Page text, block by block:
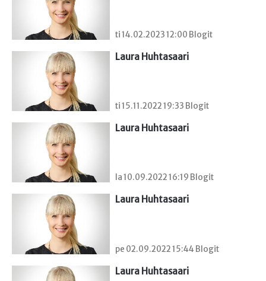
ti 14.02.2023 12:00 Blogit
Laura Huhtasaari
ti 15.11.2022 19:33 Blogit
Laura Huhtasaari
la 10.09.2022 16:19 Blogit
Laura Huhtasaari
pe 02.09.2022 15:44 Blogit
Laura Huhtasaari